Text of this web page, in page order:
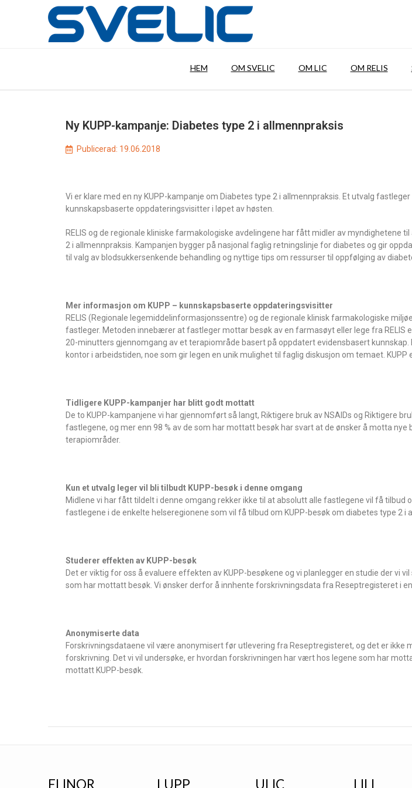
HEM OM SVELIC OM LIC OM RELIS
Ny KUPP-kampanje: Diabetes type 2 i allmennpraksis
Publicerad: 19.06.2018
Vi er klare med en ny KUPP-kampanje om Diabetes type 2 i allmennpraksis. Et utvalg
kunnskapsbaserte oppdateringsvisitter i løpet av høsten.
RELIS og de regionale kliniske farmakologiske avdelingene har fått midler av myndighetene
2 i allmennpraksis. Kampanjen bygger på nasjonal faglig retningslinje for diabetes og gir
til valg av blodsukkersenkende behandling og nyttige tips om ressurser til oppfølging av
Mer informasjon om KUPP – kunnskapsbaserte oppdateringsvisitter
RELIS (Regionale legemiddelinformasjonssentre) og de regionale klinisk farmakologiske
fastleger. Metoden innebærer at fastleger mottar besøk av en farmasøyt eller lege fra RELIS
20-minutters gjennomgang av et terapiområde basert på oppdatert evidensbasert
kontor i arbeidstiden, noe som gir legen en unik mulighet til faglig diskusjon om temaet. KUPP
Tidligere KUPP-kampanjer har blitt godt mottatt
De to KUPP-kampanjene vi har gjennomført så langt, Riktigere bruk av NSAIDs og Riktigere
fastlegene, og mer enn 98 % av de som har mottatt besøk har svart at de ønsker å motta
terapiområder.
Kun et utvalg leger vil bli tilbudt KUPP-besøk i denne omgang
Midlene vi har fått tildelt i denne omgang rekker ikke til at absolutt alle fastlegene vil få tilbud
fastlegene i de enkelte helseregionene som vil få tilbud om KUPP-besøk om diabetes type 2 i
Studerer effekten av KUPP-besøk
Det er viktig for oss å evaluere effekten av KUPP-besøkene og vi planlegger en studie der vi
som har mottatt besøk. Vi ønsker derfor å innhente forskrivningsdata fra Reseptregisteret i
Anonymiserte data
Forskrivningsdataene vil være anonymisert før utlevering fra Reseptregisteret, og det er ikke
forskrivning. Det vi vil undersøke, er hvordan forskrivningen har vært hos legene som har
mottatt KUPP-besøk.
ELINOR LUPP ULIC LILI